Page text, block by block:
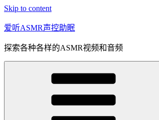
Skip to content
爱听ASMR声控助眠
探索各种各样的ASMR视频和音频